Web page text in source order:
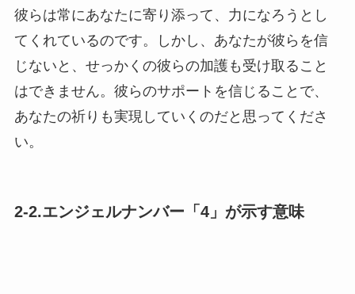
彼らは常にあなたに寄り添って、力になろうとし
てくれているのです。しかし、あなたが彼らを信
じないと、せっかくの彼らの加護も受け取ること
はできません。彼らのサポートを信じることで、
あなたの祈りも実現していくのだと思ってくださ
い。
2-2.エンジェルナンバー「4」が示す意味